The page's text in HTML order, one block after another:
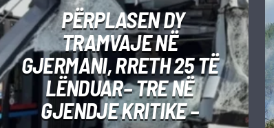
PËRPLASEN DY
TRAMVAJE NË
GJERMANI, RRETH 25 TË
LËNDUAR– TRE NË
GJENDJE KRITIKE –